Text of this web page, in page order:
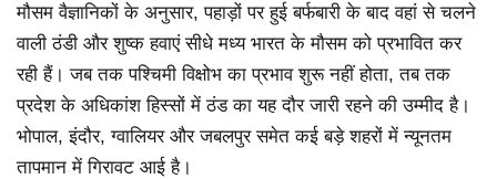
मौसम वैज्ञानिकों के अनुसार, पहाड़ों पर हुई बर्फबारी के बाद वहां से चलने
वाली ठंडी और शुष्क हवाएं सीधे मध्य भारत के मौसम को प्रभावित कर
रही हैं। जब तक पश्चिमी विक्षोभ का प्रभाव शुरू नहीं होता, तब तक
प्रदेश के अधिकांश हिस्सों में ठंड का यह दौर जारी रहने की उम्मीद है।
भोपाल, इंदौर, ग्वालियर और जबलपुर समेत कई बड़े शहरों में न्यूनतम
तापमान में गिरावट आई है।